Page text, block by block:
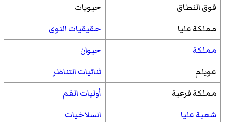
فوق النطاق
حيويات
مملكة عليا
حقيقيات النوى
مملكة
حيوان
عويلم
ثنائيات التناظر
مملكة فرعية
أوليات الفم
شعبة عليا
انسلاخيات